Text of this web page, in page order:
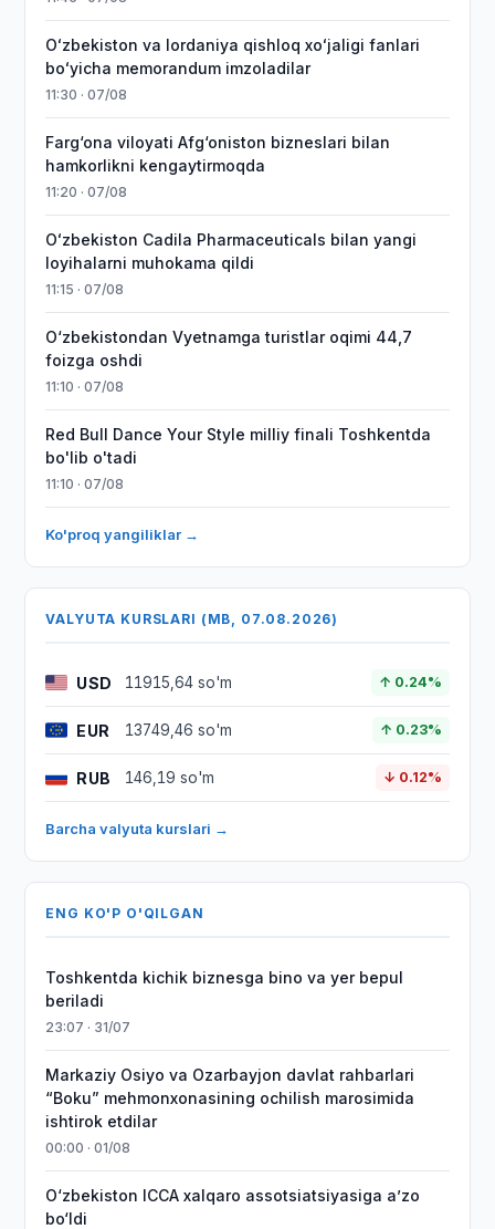
Oʻzbekiston va Iordaniya qishloq xoʻjaligi fanlari
boʻyicha memorandum imzoladilar
11:30 · 07/08
Farg‘ona viloyati Afg‘oniston bizneslari bilan
hamkorlikni kengaytirmoqda
11:20 · 07/08
Oʻzbekiston Cadila Pharmaceuticals bilan yangi
loyihalarni muhokama qildi
11:15 · 07/08
O‘zbekistondan Vyetnamga turistlar oqimi 44,7
foizga oshdi
11:10 · 07/08
Red Bull Dance Your Style milliy finali Toshkentda
bo'lib o'tadi
11:10 · 07/08
Ko'proq yangiliklar →
VALYUTA KURSLARI (MB, 07.08.2026)
USD 11915,64 so'm ↑ 0.24%
EUR 13749,46 so'm ↑ 0.23%
RUB 146,19 so'm ↓ 0.12%
Barcha valyuta kurslari →
ENG KO'P O'QILGAN
Toshkentda kichik biznesga bino va yer bepul
beriladi
23:07 · 31/07
Markaziy Osiyo va Ozarbayjon davlat rahbarlari
“Boku” mehmonxonasining ochilish marosimida
ishtirok etdilar
00:00 · 01/08
O‘zbekiston ICCA xalqaro assotsiatsiyasiga aʼzo
bo‘ldi